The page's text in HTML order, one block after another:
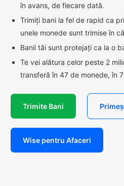
în avans, de fiecare dată.
Trimiți bani la fel de rapid ca
unele monede sunt trimise în
Banii tăi sunt protejați ca la o
Te vei alătura celor peste 2
transferă în 47 de monede, în
Trimite Bani
Wise pentru Afaceri